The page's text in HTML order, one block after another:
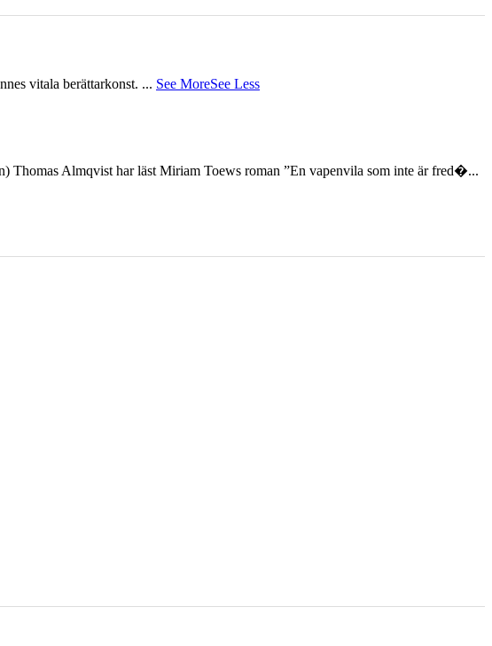
vitala berättarkonst. ... See MoreSee Less
Almqvist har läst Miriam Toews roman ”En vapenvila som inte är fred�...